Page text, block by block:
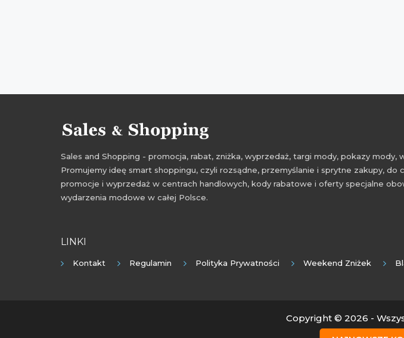
Sales and Shopping - promocja, rabat, zniżka, wyprzedaż, targi mody, pokazy mody,
Promujemy ideę smart shoppingu, czyli rozsądne, przemyślanie i sprytne zakupy,
promocje i wyprzedaż w centrach handlowych, kody rabatowe i oferty specjalne
wydarzenia modowe w całej Polsce.
LINKI
Kontakt Regulamin Polityka Prywatności Weekend Zniżek
Copyright © 2026 -